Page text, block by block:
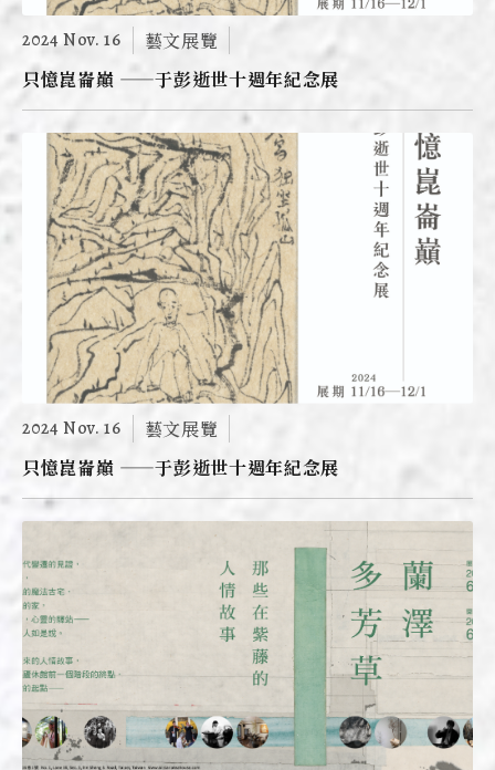
2024 Nov. 16
藝文展覽
只憶崑崙巔 ——于彭逝世十週年紀念展
2024 Nov. 16
藝文展覽
只憶崑崙巔 ——于彭逝世十週年紀念展